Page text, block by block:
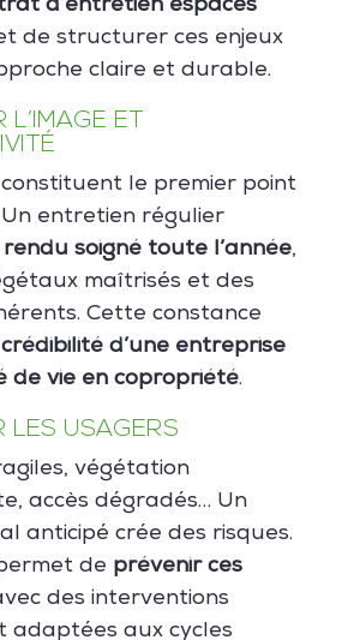
d’entretien espaces
de structurer ces enjeux
claire et durable.
L’IMAGE ET
le premier point
entretien régulier
rendu soigné toute l’année,
maîtrisés et des
Cette constance
d’une entreprise
de vie en copropriété.
LES USAGERS
végétation
accès dégradés… Un
anticipé crée des risques.
de prévenir ces
des interventions
adaptées aux cycles